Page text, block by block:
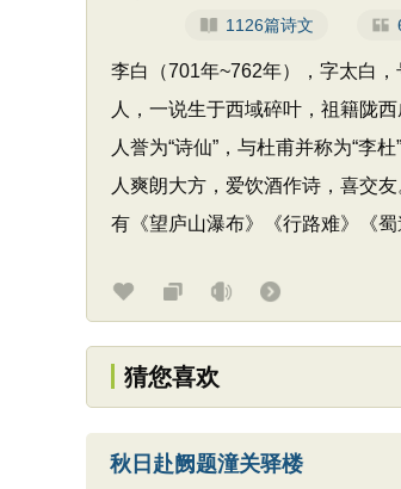
1126篇诗文
李白（701年~762年），字太白
人，一说生于西域碎叶，祖籍陇
人誉为“诗仙”，与杜甫并称为“李
人爽朗大方，爱饮酒作诗，喜交
有《望庐山瀑布》《行路难》《
猜您喜欢
秋日赴阙题潼关驿楼